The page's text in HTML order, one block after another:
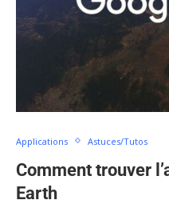
Applications Astuces/Tutos
Comment trouver
Earth